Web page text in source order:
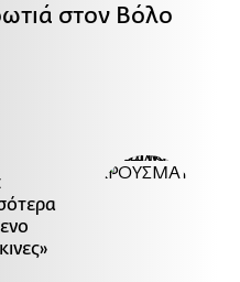
στον Βόλο